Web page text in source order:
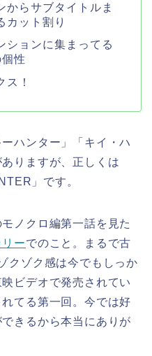
からサブタイトルま
カット割り
ションに集まってる
性
ス！
ハンター」「キイ・ハ
りますが、正しくは
」です。
ノクロ編第一話を見た
ーでのこと。まるで古
クゾク感は今でもしっか
ビデオで発売されてい
てる第一回。今では好
きるから本当にありが